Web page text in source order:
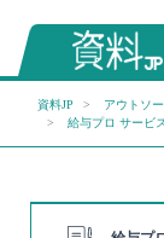
資料JP アウトソ
給与プロ サービ